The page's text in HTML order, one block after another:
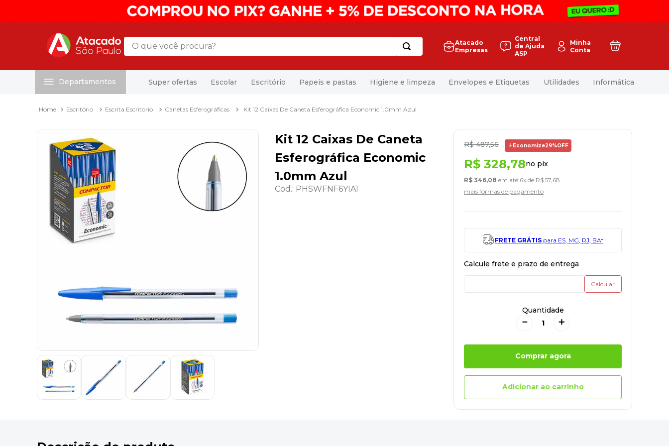
O que você procura?
Atacado
Empresas
Central
de Ajuda
ASP
Minha
Conta
Departamentos Super ofertas Escolar Escritório Papeis e pastas Higiene e limpeza Envelopes e Etiquetas Utilidades Informática
Escritório Escrita Escritorio Canetas Esferográficas Kit 12 Caixas De Caneta Esferográfica Economic 1.0mm Azul
Kit 12 Caixas De Caneta
Esferográfica Economic
1.0mm Azul
Cod.: PHSWFNF6YIA1
R$ 487,56 Economize29%OFF
R$ 328,78no pix
R$ 346,08 em até 6x de R$ 57 68
mais formas de pagamento
FRETE GRÁTIS para ES, MG, RJ, BA*
Quantidade
＋
－
Comprar agora
Adicionar ao carrinho
mala
papel toalha
papel higienico
desinfetante
marca texto